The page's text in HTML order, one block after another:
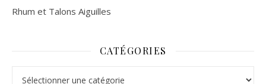
Rhum et Talons Aiguilles
CATÉGORIES